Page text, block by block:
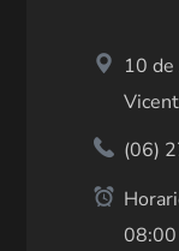
10
(06)